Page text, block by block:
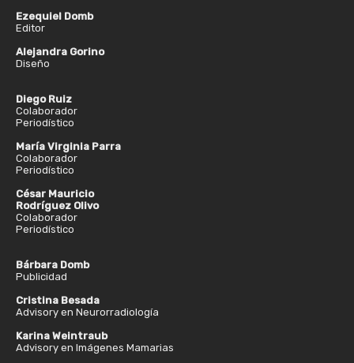
Ezequiel Domb
Editor
Alejandra Gorino
Diseño
Diego Ruiz
Colaborador
Periodístico
María Virginia Parra
Colaborador
Periodístico
César Mauricio
Rodríguez Olivo
Colaborador
Periodístico
Bárbara Domb
Publicidad
Cristina Besada
Advisory en Neurorradiología
Karina Weintraub
Advisory en Imágenes Mamarias